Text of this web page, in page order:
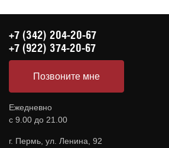
+7 (342) 204-20-67
+7 (922) 374-20-67
Позвоните мне
Ежедневно
с 9.00 до 21.00
г. Пермь, ул. Ленина, 92